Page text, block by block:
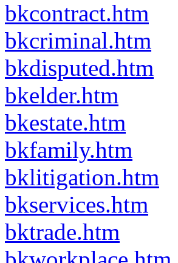
bkcontract.htm
bkcriminal.htm
bkdisputed.htm
bkelder.htm
bkestate.htm
bkfamily.htm
bklitigation.htm
bkservices.htm
bktrade.htm